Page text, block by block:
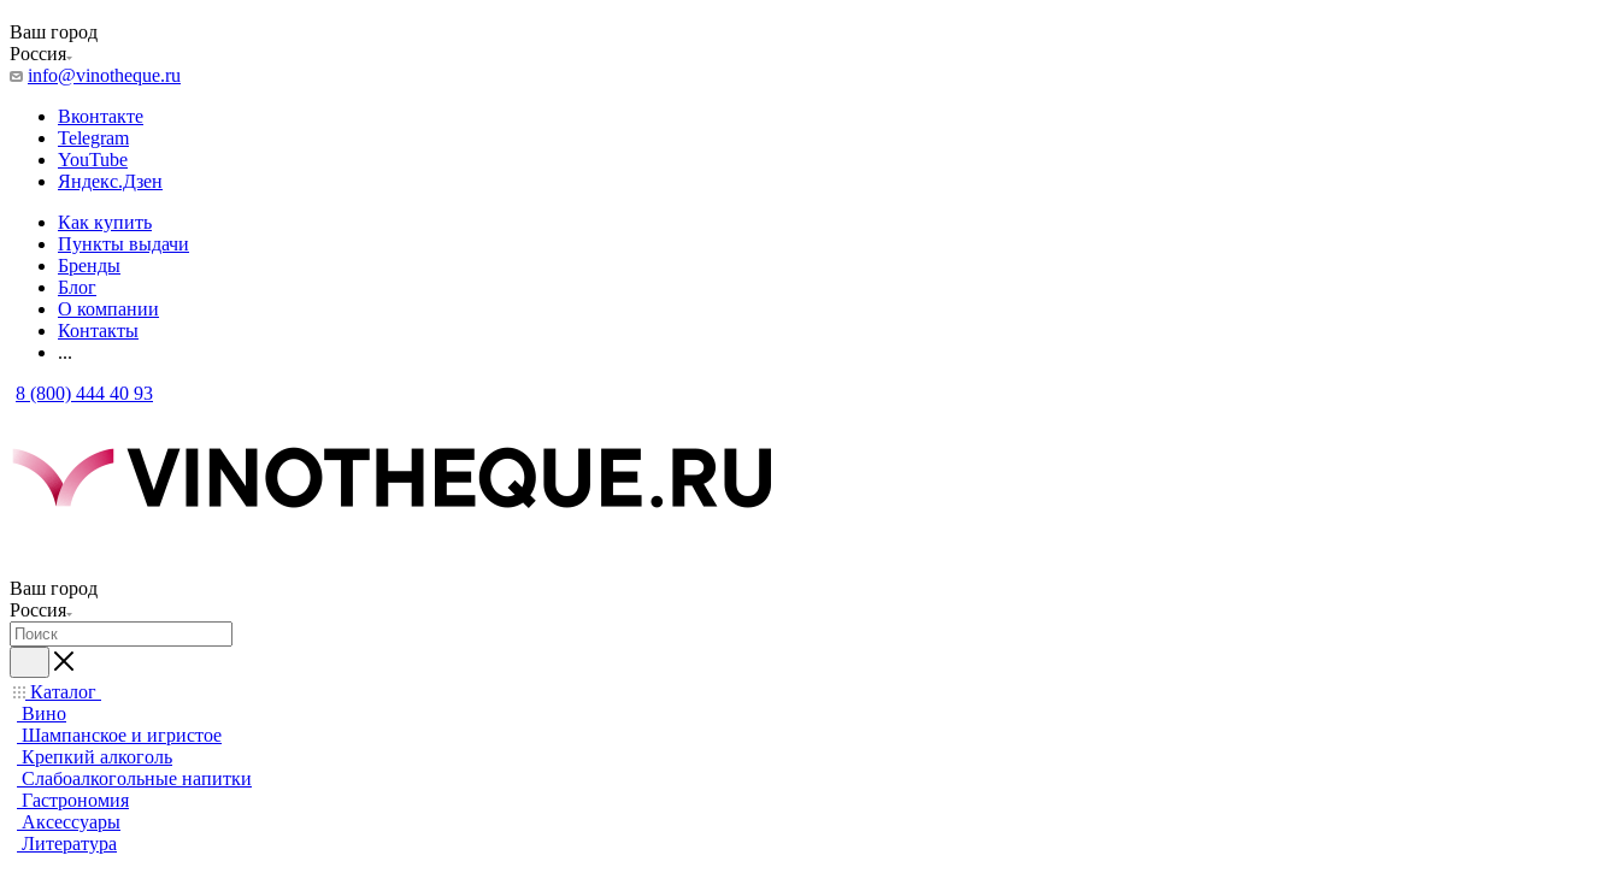
Ваш город
Россия
info@vinotheque.ru
Вконтакте
Telegram
YouTube
Яндекс.Дзен
Как купить
Пункты выдачи
Бренды
Блог
О компании
Контакты
...
8 (800) 444 40 93
Ваш город
Россия
Каталог
Вино
Шампанское и игристое
Крепкий алкоголь
Слабоалкогольные напитки
Гастрономия
Аксессуары
Литература